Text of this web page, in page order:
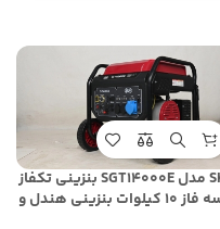
SKN مدل SGT14000E بنزینی تکفاز
و سه فاز 10 کیلوات بنزینی هندل و